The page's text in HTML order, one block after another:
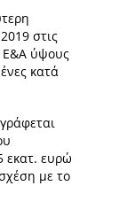
στις
Ε&Α ύψους
κατά
εκατ. ευρώ
με το